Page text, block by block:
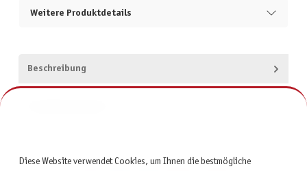
Weitere Produktdetails
Beschreibung
Diese Website verwendet Cookies, um Ihnen die bestmögliche